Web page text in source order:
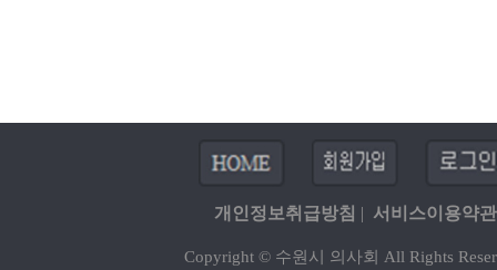
개인정보취급방침 | 서비스이용약관
Copyright © 수원시 의사회 All Rights